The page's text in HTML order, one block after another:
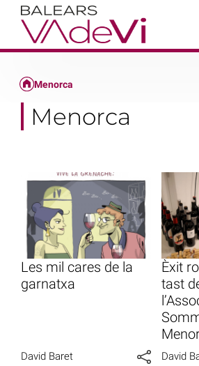
Menorca
Menorca
Les mil cares de la
garnatxa
David Baret
Èxit
tast
David